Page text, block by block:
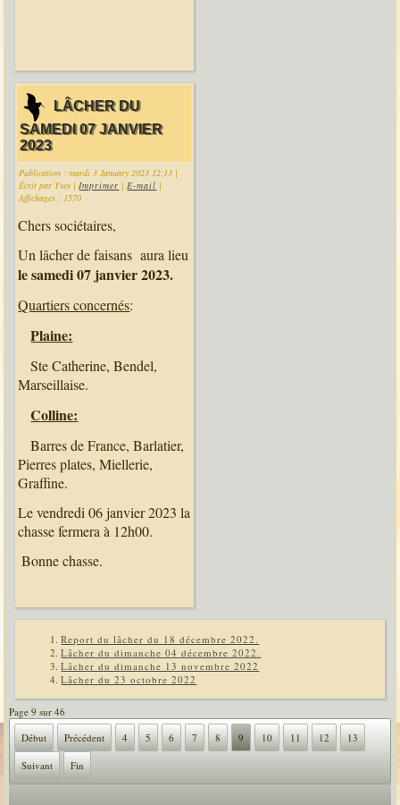
LÂCHER DU
SAMEDI 07 JANVIER
2023
Publication : mardi 3 January 2023 12:13 |
Écrit par Yves |Imprimer | E-mail |
Affichages : 1570
Chers sociétaires,
Un lâcher de faisans aura lieu
le samedi 07 janvier 2023.
Quartiers concernés:
Plaine:
Ste Catherine, Bendel,
Marseillaise.
Colline:
Barres de France, Barlatier,
Pierres plates, Miellerie,
Graffine.
Le vendredi 06 janvier 2023 la
chasse fermera à 12h00.
Bonne chasse.
Report du lâcher du 18 décembre 2022.
Lâcher du dimanche 04 décembre 2022.
Lâcher du dimanche 13 novembre 2022
Lâcher du 23 octobre 2022
Page 9 sur 46
Début
Précédent 4 5 6 7 8 9 10 11 12 13
Suivant Fin